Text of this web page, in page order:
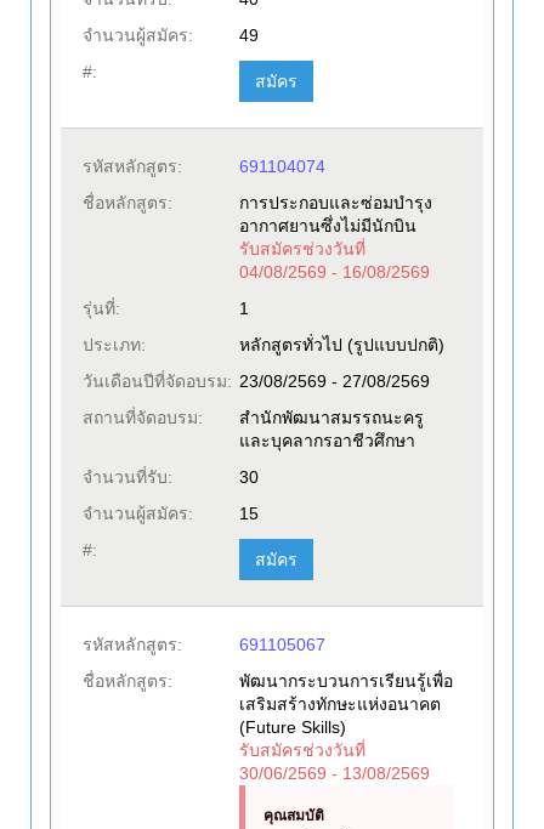
จำนวนผู้สมัคร:
49
#:
สมัคร
รหัสหลักสูตร:
691104074
ชื่อหลักสูตร:
การประกอบและซ่อมบำรุง
อากาศยานซึ่งไม่มีนักบิน
รับสมัครช่วงวันที่
04/08/2569 - 16/08/2569
รุ่นที่:
1
ประเภท:
หลักสูตรทั่วไป (รูปแบบปกติ)
วันเดือนปีที่จัดอบรม: 23/08/2569 - 27/08/2569
สถานที่จัดอบรม:
สำนักพัฒนาสมรรถนะครู
และบุคลากรอาชีวศึกษา
จำนวนที่รับ:
30
จำนวนผู้สมัคร:
15
#:
สมัคร
รหัสหลักสูตร:
691105067
ชื่อหลักสูตร:
พัฒนากระบวนการเรียนรู้เพื่อ
เสริมสร้างทักษะแห่งอนาคต
(Future Skills)
รับสมัครช่วงวันที่
30/06/2569 - 13/08/2569
คุณสมบัติ